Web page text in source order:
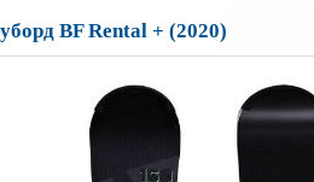
BF Rental + (2020)